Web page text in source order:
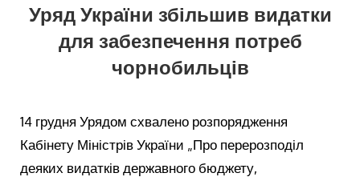
Уряд України збільшив видатки
для забезпечення потреб
чорнобильців
14 грудня Урядом схвалено розпорядження
Кабінету Міністрів України „Про перерозподіл
деяких видатків державного бюджету,